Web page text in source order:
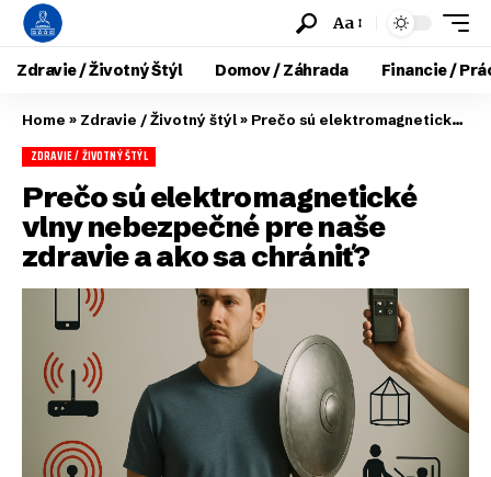
Aa
Zdravie / Životný Štýl Domov / Záhrada Financie /
Home » Zdravie / Životný štýl» Prečo sú elektromagnetické vlny nebezpečné pre naše zdravie a ako sa chrániť?
ZDRAVIE / ŽIVOTNÝ ŠTÝL
Prečo sú elektromagnetické
vlny nebezpečné pre naše
zdravie a ako sa chrániť?